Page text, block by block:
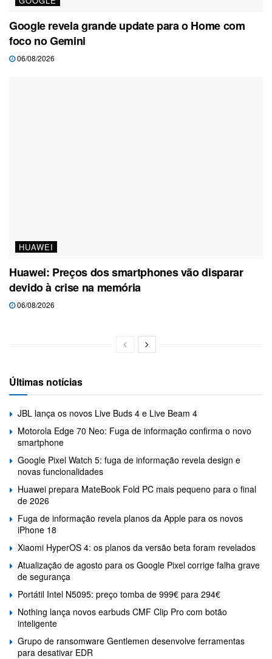
Google revela grande update para o Home com
foco no Gemini
06/08/2026
HUAWEI
Huawei: Preços dos smartphones vão disparar
devido à crise na memória
06/08/2026
Últimas notícias
JBL lança os novos Live Buds 4 e Live Beam 4
Motorola Edge 70 Neo: Fuga de informação confirma o novo
smartphone
Google Pixel Watch 5: fuga de informação revela design e
novas funcionalidades
Huawei prepara MateBook Fold PC mais pequeno para o final
de 2026
Fuga de informação revela planos da Apple para os novos
iPhone 18
Xiaomi HyperOS 4: os planos da versão beta foram revelados
Atualização de agosto para os Google Pixel corrige falha grave
de segurança
Portátil Intel N5095: preço tomba de 999€ para 294€
Nothing lança novos earbuds CMF Clip Pro com botão
inteligente
Grupo de ransomware Gentlemen desenvolve ferramentas
para desativar EDR